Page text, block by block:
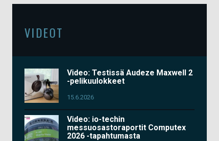
VIDEOT
Video: Testissä Audeze Maxwell 2
-pelikuulokkeet
15.6.2026
Video: io-techin
messuosastoraportit Computex
2026 -tapahtumasta